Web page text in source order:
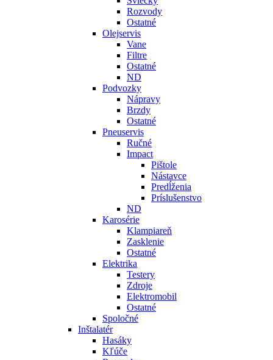
Rozvody
Ostatné
Olejservis
Vane
Filtre
Ostatné
ND
Podvozky
Nápravy
Brzdy
Ostatné
Pneuservis
Ručné
Impact
Pištole
Nástavce
Predĺženia
Príslušenstvo
ND
Karosérie
Klampiareň
Zasklenie
Ostatné
Elektrika
Testery
Zdroje
Elektromobil
Ostatné
Spoločné
Inštalatér
Hasáky
Kľúče